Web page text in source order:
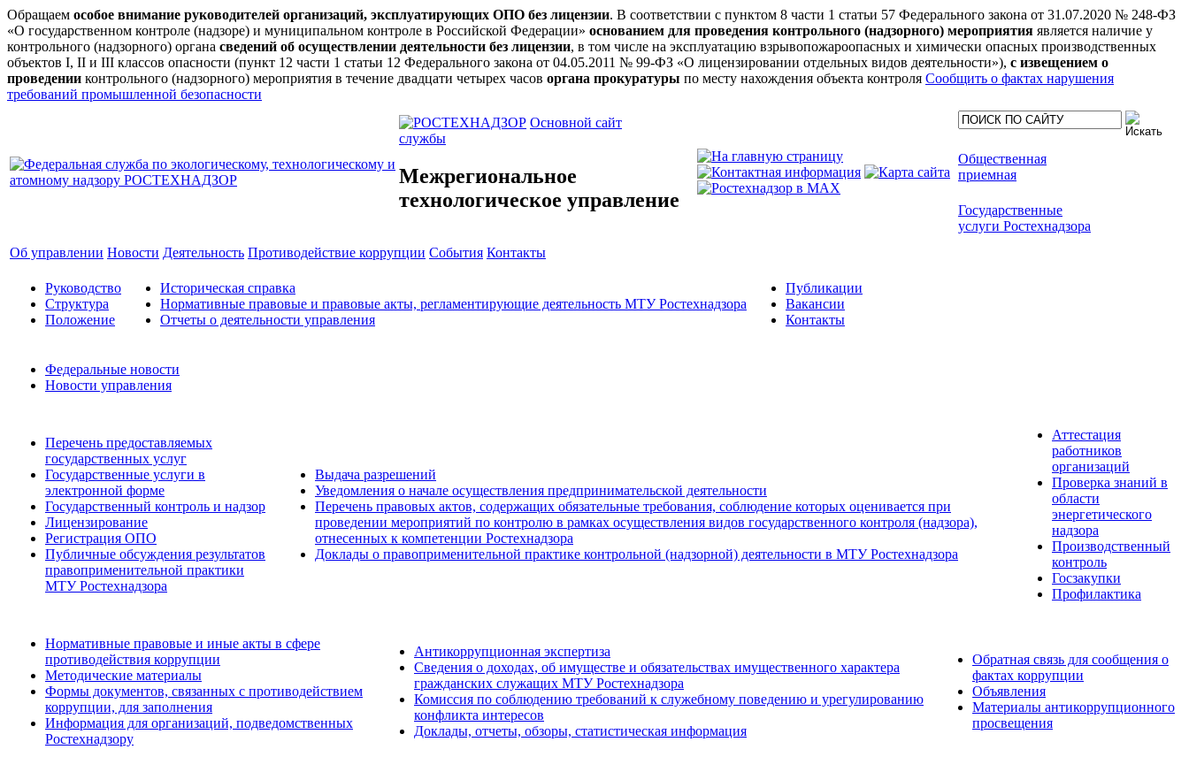
Обращаем особое внимание руководителей организаций, эксплуатирующих ОПО без лицензии. В соответствии с пунктом 8 части 1 статьи 57 Федерального закона от 31.07.2020 № 248-ФЗ
«О государственном контроле (надзоре) и муниципальном контроле в Российской Федерации» основанием для проведения контрольного (надзорного) мероприятия является наличие у
контрольного (надзорного) органа сведений об осуществлении деятельности без лицензии, в том числе на эксплуатацию взрывопожароопасных и химически опасных производственных
объектов I, II и III классов опасности (пункт 12 части 1 статьи 12 Федерального закона от 04.05.2011 № 99-ФЗ «О лицензировании отдельных видов деятельности»), с извещением о
проведении контрольного (надзорного) мероприятия в течение двадцати четырех часов органа прокуратуры по месту нахождения объекта контроля Сообщить о фактах нарушения
требований промышленной безопасности
Основной сайт
службы
Межрегиональное
технологическое управление
Общественная
приемная
Государственные
услуги Ростехнадзора
Об управлении Новости Деятельность Противодействие коррупции События Контакты
Руководство
Структура
Положение
Историческая справка
Нормативные правовые и правовые акты, регламентирующие деятельность МТУ Ростехнадзора
Отчеты о деятельности управления
Публикации
Вакансии
Контакты
Федеральные новости
Новости управления
Перечень предоставляемых
государственных услуг
Государственные услуги в
электронной форме
Государственный контроль и надзор
Лицензирование
Регистрация ОПО
Публичные обсуждения результатов
правоприменительной практики
МТУ Ростехнадзора
Выдача разрешений
Уведомления о начале осуществления предпринимательской деятельности
Перечень правовых актов, содержащих обязательные требования, соблюдение которых оценивается при
проведении мероприятий по контролю в рамках осуществления видов государственного контроля (надзора),
отнесенных к компетенции Ростехнадзора
Доклады о правоприменительной практике контрольной (надзорной) деятельности в МТУ Ростехнадзора
Аттестация
работников
организаций
Проверка знаний в
области
энергетического
надзора
Производственный
контроль
Госзакупки
Профилактика
Нормативные правовые и иные акты в сфере
противодействия коррупции
Методические материалы
Формы документов, связанных с противодействием
коррупции, для заполнения
Информация для организаций, подведомственных
Ростехнадзору
Антикоррупционная экспертиза
Сведения о доходах, об имуществе и обязательствах имущественного характера
гражданских служащих МТУ Ростехнадзора
Комиссия по соблюдению требований к служебному поведению и урегулированию
конфликта интересов
Доклады, отчеты, обзоры, статистическая информация
Обратная связь для сообщения о
фактах коррупции
Объявления
Материалы антикоррупционного
просвещения